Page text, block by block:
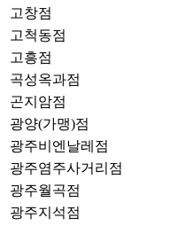
고창점
고척동점
고흥점
곡성옥과점
곤지암점
광양(가맹)점
광주비엔날레점
광주염주사거리점
광주월곡점
광주지석점